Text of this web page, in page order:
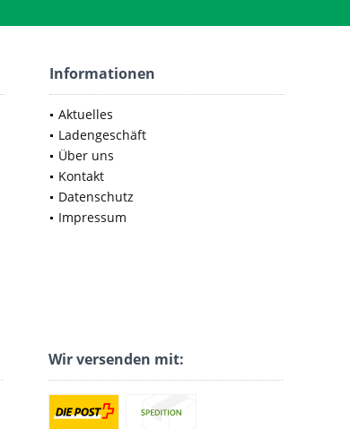
Informationen
Aktuelles
Ladengeschäft
Über uns
Kontakt
Datenschutz
Impressum
Wir versenden mit: